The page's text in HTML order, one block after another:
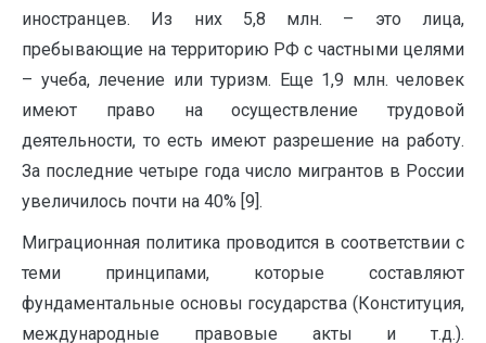
иностранцев. Из них 5,8 млн. – это лица,
пребывающие на территорию РФ с частными целями
– учеба, лечение или туризм. Еще 1,9 млн. человек
имеют право на осуществление трудовой
деятельности, то есть имеют разрешение на работу.
За последние четыре года число мигрантов в России
увеличилось почти на 40% [9].
Миграционная политика проводится в соответствии с
теми принципами, которые составляют
фундаментальные основы государства (Конституция,
международные правовые акты и т.д.).